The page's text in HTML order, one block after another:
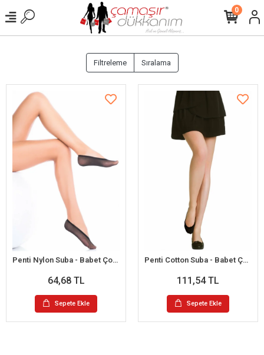
0
Filtreleme Sıralama
Penti Nylon Suba - Babet Çorap
64,68 TL
Sepete Ekle
Penti Cotton Suba - Babet Çorap
111,54 TL
Sepete Ekle